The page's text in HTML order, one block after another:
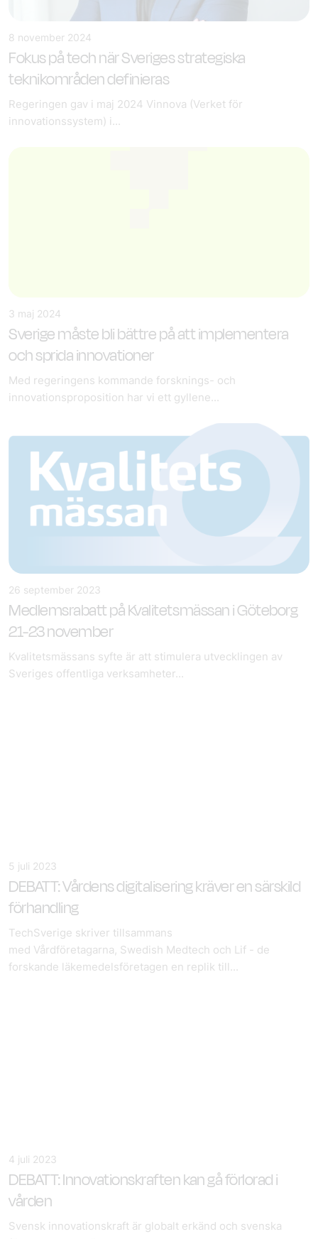
8 november 2024
Fokus på tech när Sveriges strategiska
teknikområden definieras
Regeringen gav i maj 2024 Vinnova (Verket för
innovationssystem) i...
3 maj 2024
Sverige måste bli bättre på att implementera
och sprida innovationer
Med regeringens kommande forsknings- och
innovationsproposition har vi ett gyllene...
26 september 2023
Medlemsrabatt på Kvalitetsmässan i Göteborg
21-23 november
Kvalitetsmässans syfte är att stimulera utvecklingen av
Sveriges offentliga verksamheter...
5 juli 2023
DEBATT: Vårdens digitalisering kräver en särskild
förhandling
TechSverige skriver tillsammans
med Vårdföretagarna, Swedish Medtech och Lif - de
forskande läkemedelsföretagen en replik till...
4 juli 2023
DEBATT: Innovationskraften kan gå förlorad i
vården
Svensk innovationskraft är globalt erkänd och svenska